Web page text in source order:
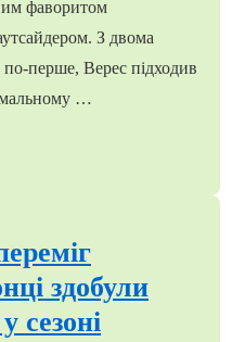
фаворитом
З двома
перше, Верес підходив
…
здобули
сезоні